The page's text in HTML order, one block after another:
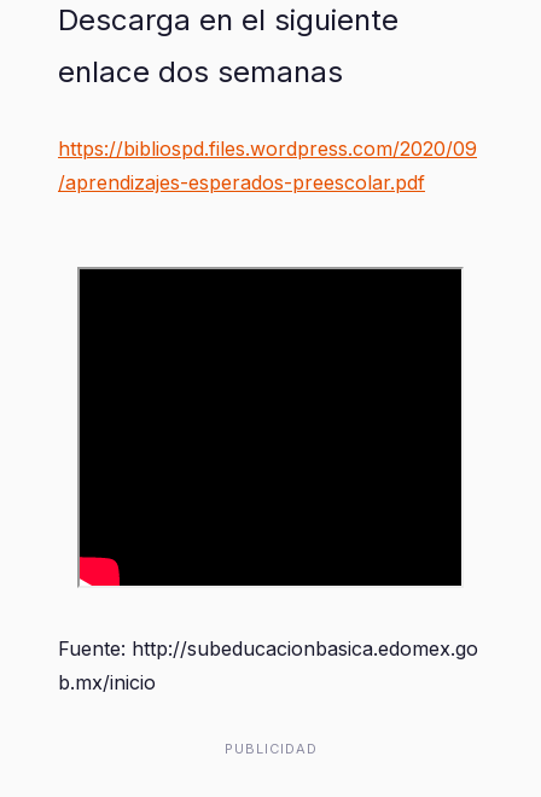
Descarga en el siguiente
enlace dos semanas
https://bibliospd.files.wordpress.com/2020/09
/aprendizajes-esperados-preescolar.pdf
Fuente: http://subeducacionbasica.edomex.go
b.mx/inicio
PUBLICIDAD